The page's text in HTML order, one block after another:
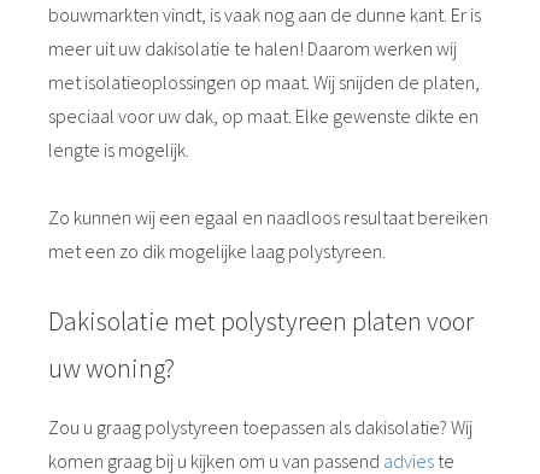
bouwmarkten vindt, is vaak nog aan de dunne kant. Er is
meer uit uw dakisolatie te halen! Daarom werken wij
met isolatieoplossingen op maat. Wij snijden de platen,
speciaal voor uw dak, op maat. Elke gewenste dikte en
lengte is mogelijk.
Zo kunnen wij een egaal en naadloos resultaat bereiken
met een zo dik mogelijke laag polystyreen.
Dakisolatie met polystyreen platen voor
uw woning?
Zou u graag polystyreen toepassen als dakisolatie? Wij
komen graag bij u kijken om u van passend advies te